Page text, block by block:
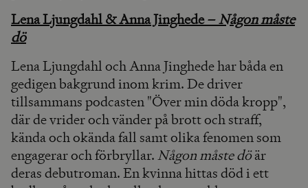
Lena Ljungdahl & Anna Jinghede –Någon måste
dö
Lena Ljungdahl och Anna Jinghede har båda en
gedigen bakgrund inom krim. De driver
tillsammans podcasten "Över min döda kropp",
där de vrider och vänder på brott och straff,
kända och okända fall samt olika fenomen som
engagerar och förbryllar. Någon måste döär
deras debutroman. En kvinna hittas död i ett